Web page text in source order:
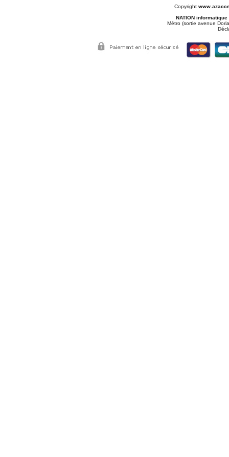
Copyright
NATION informatique
Métro (sortie avenue